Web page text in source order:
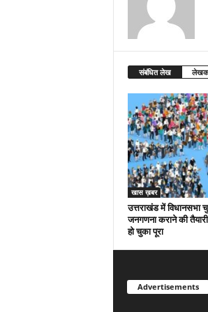
संबंधित लेख लेखक
खास ख़बर
उत्तराखंड में विधानसभा
जनगणना कराने की
हो चुका पूरा
Advertisements